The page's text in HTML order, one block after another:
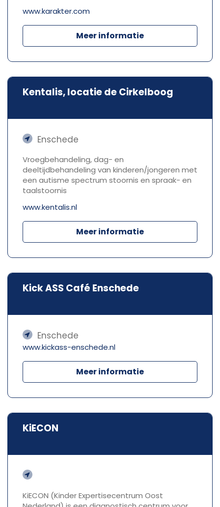
www.karakter.com
Meer informatie
Kentalis, locatie de Cirkelboog
Enschede
Vroegbehandeling, dag- en
deeltijdbehandeling van kinderen/jongeren met
een autisme spectrum stoornis en spraak- en
taalstoornis
www.kentalis.nl
Meer informatie
Kick ASS Café Enschede
Enschede
www.kickass-enschede.nl
Meer informatie
KiECON
KiECON (Kinder Expertisecentrum Oost